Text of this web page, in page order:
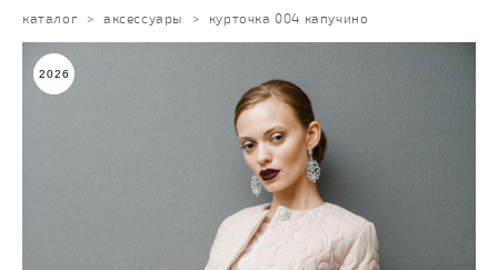
каталог > аксессуары > курточка 004 капучино
2026